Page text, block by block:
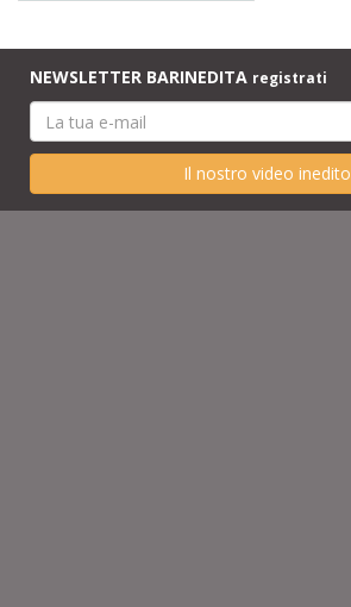
NEWSLETTER BARINEDITA registrati
Il nostro video inedito